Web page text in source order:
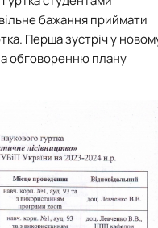
в Україні за даними ЗМІ
бажання приймати
Перша зустріч у
обговоренню плану